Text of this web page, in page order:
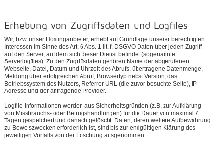
Erhebung von Zugriffsdaten und Logfiles
Wir, bzw. unser Hostinganbieter, erhebt auf Grundlage unserer berechtigten
Interessen im Sinne des Art. 6 Abs. 1 lit. f. DSGVO Daten über jeden Zugriff
auf den Server, auf dem sich dieser Dienst befindet (sogenannte
Serverlogfiles). Zu den Zugriffsdaten gehören Name der abgerufenen
Webseite, Datei, Datum und Uhrzeit des Abrufs, übertragene Datenmenge,
Meldung über erfolgreichen Abruf, Browsertyp nebst Version, das
Betriebssystem des Nutzers, Referrer URL (die zuvor besuchte Seite), IP-
Adresse und der anfragende Provider.
Logfile-Informationen werden aus Sicherheitsgründen (z.B. zur Aufklärung
von Missbrauchs- oder Betrugshandlungen) für die Dauer von maximal 7
Tagen gespeichert und danach gelöscht. Daten, deren weitere Aufbewahrung
zu Beweiszwecken erforderlich ist, sind bis zur endgültigen Klärung des
jeweiligen Vorfalls von der Löschung ausgenommen.